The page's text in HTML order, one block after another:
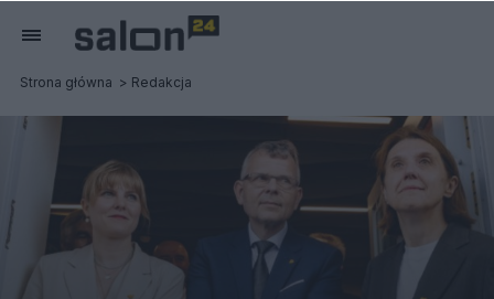
Strona główna Redakcja